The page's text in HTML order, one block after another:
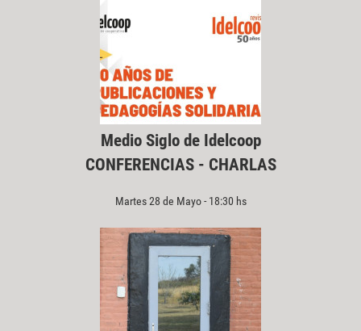
Medio Siglo de Idelcoop
CONFERENCIAS - CHARLAS
Martes 28 de Mayo - 18:30 hs